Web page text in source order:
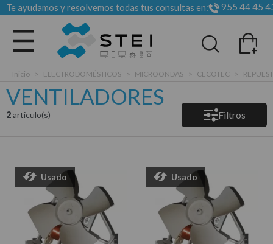
Te ayudamos y resolvemos todas tus consultas en: 955 44 45
Todas las categorias
Inicio > ELECTRODOMÉSTICOS > MICROONDAS > CECOTEC >
VENTILADORES
2articulo(s) Filtros
Usado Usado